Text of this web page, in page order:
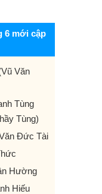
6 mới cập
Văn
Tùng
Tùng)
Đức Tài
Hường
Hiếu